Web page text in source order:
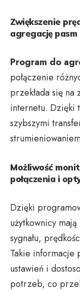
Zwiększenie
agregację pasm
Program do
połączenie
przekłada się
internetu. Dzięki
szybszymi
Możliwość
połączenia i
Dzięki
użytkownicy
sygnału,
Takie informacje
ustawień i
potrzeb, co